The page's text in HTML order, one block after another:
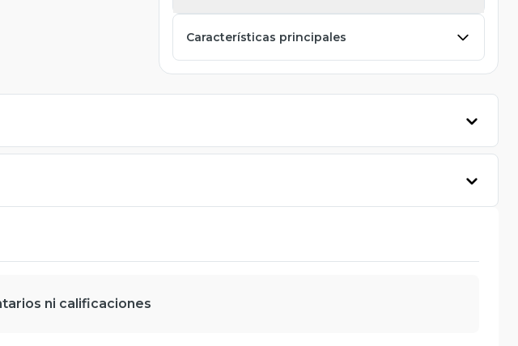
Características principales
ni calificaciones